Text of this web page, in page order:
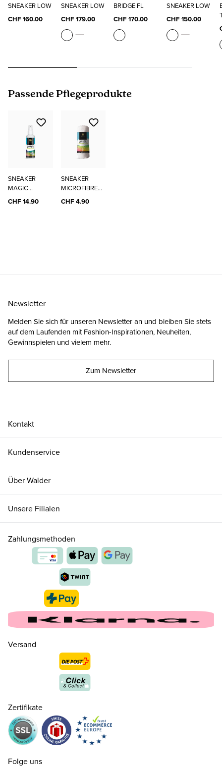
CHF 140.00
36 ( 3½ ) CHF 140.00 nur noch wenige verfügbar
37 ( 4 ) CHF 140.00
CHF 140.00
38 ( 5 ) CHF 140.00
38.5 ( 5½ ) CHF 140.00
SNEAKER LOW
CHF 160.00
SNEAKER LOW
CHF 179.00
BRIDGE FL
CHF 170.00
SNEAKER LOW
CHF 150.00
Produktgalerie überspringen
Passende Pflegeprodukte
SNEAKER
MAGIC
CLEANER
CHF 14.90
SNEAKER
MICROFIBRE
CLOTH
CHF 4.90
Kontakt
Kundenservice
Über Walder
Unsere Filialen
Newsletter
Melden Sie sich für unseren Newsletter an und bleiben Sie stets
auf dem Laufenden mit Fashion-Inspirationen, Neuheiten,
Gewinnspielen und vielem mehr.
Zum Newsletter
Zahlungsmethoden
Versand
Zertifikate
Folge uns